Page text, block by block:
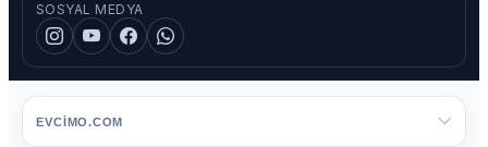
SOSYAL MEDYA
EVCIMO.COM